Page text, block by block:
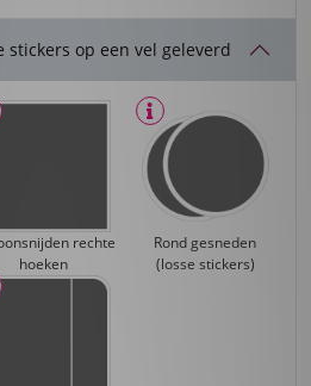
stickers op een vel geleverd
rechte
hoeken
Rond gesneden
(losse stickers)